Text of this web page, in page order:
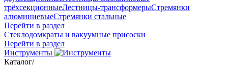
трёхсекционныеЛестницы-трансформерыСтремянки
алюминиевыеСтремянки стальные
Перейти в раздел
Стеклодомкраты и вакуумные присоски
Перейти в раздел
Инструменты
Каталог/